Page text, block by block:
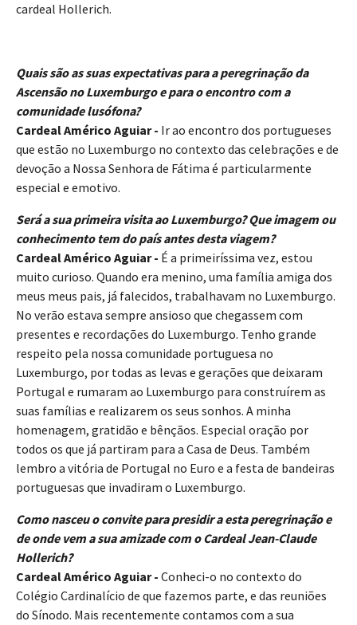
cardeal Hollerich.
Quais são as suas expectativas para a peregrinação da
Ascensão no Luxemburgo e para o encontro com a
comunidade lusófona?
Cardeal Américo Aguiar - Ir ao encontro dos portugueses
que estão no Luxemburgo no contexto das celebrações e de
devoção a Nossa Senhora de Fátima é particularmente
especial e emotivo.
Será a sua primeira visita ao Luxemburgo? Que imagem ou
conhecimento tem do país antes desta viagem?
Cardeal Américo Aguiar - É a primeiríssima vez, estou
muito curioso. Quando era menino, uma família amiga dos
meus meus pais, já falecidos, trabalhavam no Luxemburgo.
No verão estava sempre ansioso que chegassem com
presentes e recordações do Luxemburgo. Tenho grande
respeito pela nossa comunidade portuguesa no
Luxemburgo, por todas as levas e gerações que deixaram
Portugal e rumaram ao Luxemburgo para construírem as
suas famílias e realizarem os seus sonhos. A minha
homenagem, gratidão e bênçãos. Especial oração por
todos os que já partiram para a Casa de Deus. Também
lembro a vitória de Portugal no Euro e a festa de bandeiras
portuguesas que invadiram o Luxemburgo.
Como nasceu o convite para presidir a esta peregrinação e
de onde vem a sua amizade com o Cardeal Jean-Claude
Hollerich?
Cardeal Américo Aguiar - Conheci-o no contexto do
Colégio Cardinalício de que fazemos parte, e das reuniões
do Sínodo. Mais recentemente contamos com a sua